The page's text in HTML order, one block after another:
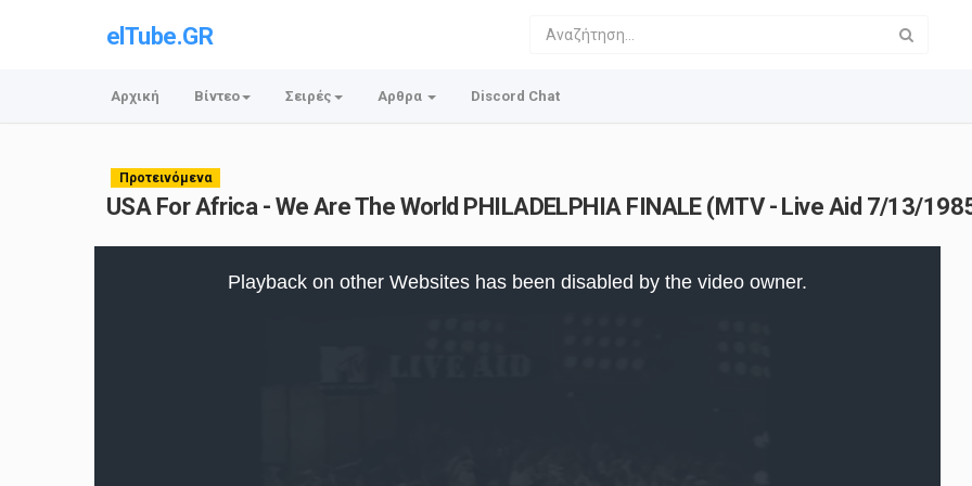
elTube.GR
Αρχική Βίντεο Σειρές Αρθρα Discord Chat
Προτεινόμενα
USA For Africa - We Are The World PHILADELPHIA FINALE (MTV - Live Aid 7/13/
Playback on other Websites has been disabled by the video owner.